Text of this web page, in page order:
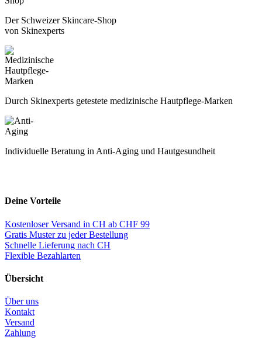
Der Schweizer Skincare-Shop
von Skinexperts
Durch Skinexperts getestete medizinische Hautpflege-Marken
Individuelle Beratung in Anti-Aging und Hautgesundheit
Deine Vorteile
Kostenloser Versand in CH ab CHF 99
Gratis Muster zu jeder Bestellung
Schnelle Lieferung nach CH
Flexible Bezahlarten
Übersicht
Über uns
Kontakt
Versand
Zahlung